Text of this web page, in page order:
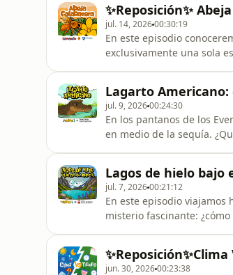
animales que nos
✨Reposición✨
jul. 14, 202600:30:19
En este episodio
exclusivamente una sola
Curiosos⁠⁠⁠&quot
Lagarto
jul. 9, 202600:24:30
En los pantanos de los
en medio de la sequía.
poderosas del reino anim
Lagos de hielo bajo
jul. 7, 202600:21:12
En este episodio
misterio fascinante:
También aprendemos
jun. 30, 202600:23:38